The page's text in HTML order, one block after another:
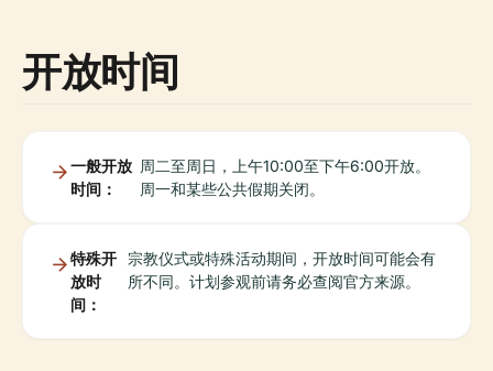
开放时间
一般开放
时间：
周二至周日，上午10:00至下午6:00开放。
周一和某些公共假期关闭。
特殊开
放时
间：
宗教仪式或特殊活动期间，开放时间可能会有
所不同。计划参观前请务必查阅官方来源。